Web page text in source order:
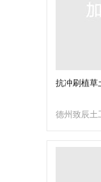
抗冲刷植草
德州致辰土
限公司